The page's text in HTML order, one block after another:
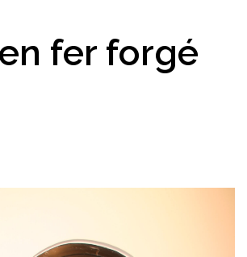
fer forgé